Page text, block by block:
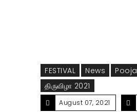
FESTIVAL News Pooja
திருவிழா 2021
August 07, 2021